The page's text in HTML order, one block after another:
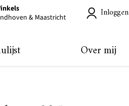
& Maastricht
Inloggen
Over mij